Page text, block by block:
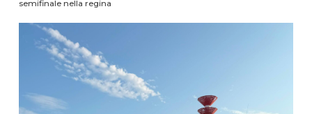
semifinale nella regina